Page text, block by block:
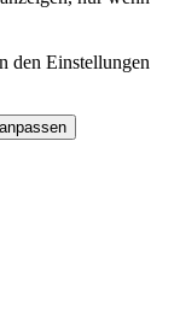
den Einstellungen